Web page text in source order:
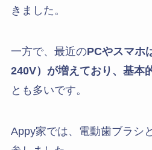
きました。
一方で、最近のPCやスマホ
240V）が増えており、基本
とも多いです。
Appy家では、電動歯ブラシ